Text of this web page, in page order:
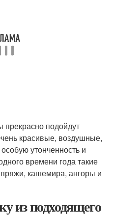
прекрасно подойдут
красивые, воздушные,
утонченность и
времени года такие
кашемира, ангоры и
из подходящего